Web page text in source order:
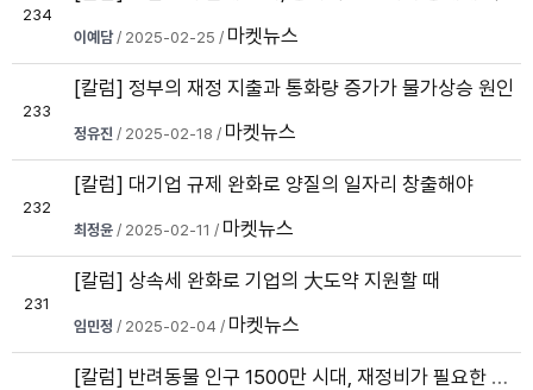
234
이예담/ 2025-02-25 / 마켓뉴스
233
[칼럼] 정부의 재정 지출과 통화량 증가가 물가상승 원인
정유진 / 2025-02-18 / 마켓뉴스
232
[칼럼] 대기업 규제 완화로 양질의 일자리 창출해야
최정윤 / 2025-02-11 / 마켓뉴스
231
[칼럼] 상속세 완화로 기업의 大도약 지원할 때
임민정 / 2025-02-04 / 마켓뉴스
[칼럼] 반려동물 인구 1500만 시대, 재정비가 필요한 동물보호법